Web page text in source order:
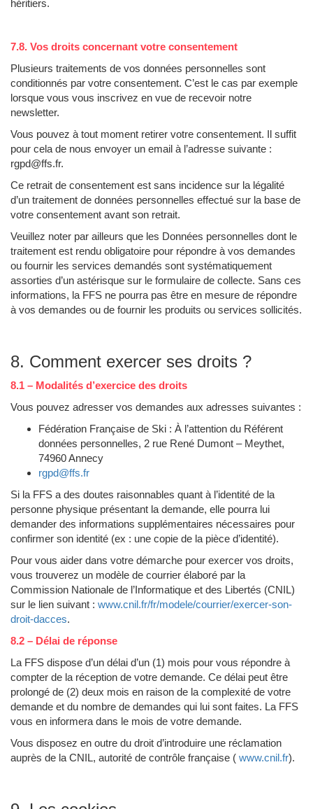
héritiers.
7.8. Vos droits concernant votre consentement
Plusieurs traitements de vos données personnelles sont
conditionnés par votre consentement. C’est le cas par exemple
lorsque vous vous inscrivez en vue de recevoir notre
newsletter.
Vous pouvez à tout moment retirer votre consentement. Il suffit
pour cela de nous envoyer un email à l’adresse suivante :
rgpd@ffs.fr.
Ce retrait de consentement est sans incidence sur la légalité
d’un traitement de données personnelles effectué sur la base de
votre consentement avant son retrait.
Veuillez noter par ailleurs que les Données personnelles dont le
traitement est rendu obligatoire pour répondre à vos demandes
ou fournir les services demandés sont systématiquement
assorties d’un astérisque sur le formulaire de collecte. Sans ces
informations, la FFS ne pourra pas être en mesure de répondre
à vos demandes ou de fournir les produits ou services sollicités.
8. Comment exercer ses droits ?
8.1 – Modalités d’exercice des droits
Vous pouvez adresser vos demandes aux adresses suivantes :
Fédération Française de Ski : À l’attention du Référent
données personnelles, 2 rue René Dumont – Meythet,
74960 Annecy
rgpd@ffs.fr
Si la FFS a des doutes raisonnables quant à l’identité de la
personne physique présentant la demande, elle pourra lui
demander des informations supplémentaires nécessaires pour
confirmer son identité (ex : une copie de la pièce d’identité).
Pour vous aider dans votre démarche pour exercer vos droits,
vous trouverez un modèle de courrier élaboré par la
Commission Nationale de l’Informatique et des Libertés (CNIL)
sur le lien suivant : www.cnil.fr/fr/modele/courrier/exercer-son-
droit-dacces.
8.2 – Délai de réponse
La FFS dispose d’un délai d’un (1) mois pour vous répondre à
compter de la réception de votre demande. Ce délai peut être
prolongé de (2) deux mois en raison de la complexité de votre
demande et du nombre de demandes qui lui sont faites. La FFS
vous en informera dans le mois de votre demande.
Vous disposez en outre du droit d’introduire une réclamation
auprès de la CNIL, autorité de contrôle française ( www.cnil.fr).